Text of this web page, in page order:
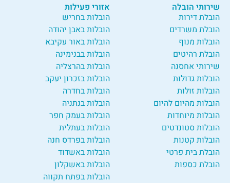
שירותי הובלה
הובלת דירות
הובלת משרדים
הובלות מנוף
הובלת רהיטים
שירותי אחסנה
הובלות גדולות
הובלות זולות
הובלות מהיום להיום
הובלות מיוחדות
הובלות סטונדטים
הובלות קטנות
הובלת בית פרטי
הובלת כספות
אזורי פעילות
הובלות בחריש
הובלות באבן יהודה
הובלות באור עקיבא
הובלות בבנימינה
הובלות בהרצליה
הובלות בזכרון יעקב
הובלות בחדרה
הובלות בנתניה
הובלות בעמק חפר
הובלות בעתלית
הובלות בפרדס חנה
הובלות באשדוד
הובלות באשקלון
הובלות בפתח תקווה